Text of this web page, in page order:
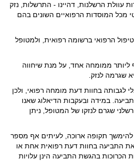
עוולת הרשלנות, דהיינו - התרשלות, נזק
מכל המוסדות הרפואיים השונים בהם
הרפואי ברשומה רפואית, ולמטופל
ליותר ממומחה אחד, על מנת שיחווה
שגרמה לנזק.
לגבותה בחוות דעת מומחה רפואי, ולכן
במידה ובעקבות הדיאלוג שאנו
שגרם לנזקו של המטופל, ניתן
להימשך תקופה ארוכה, לעיתים אף מספר
את התביעה בחוות דעת רפואית אחת או
להגיע לכדי 10,000- 20,000 ₪. עלויות נוספות הכרוכות בהגשת התביעה הינן עלויות